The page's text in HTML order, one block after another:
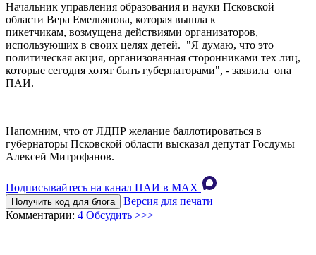
Начальник управления образования и науки Псковской
области Вера Емельянова, которая вышла к
пикетчикам, возмущена действиями организаторов,
использующих в своих целях детей. "Я думаю, что это
политическая акция, организованная сторонниками тех лиц,
которые сегодня хотят быть губернаторами", - заявила она
ПАИ.
Напомним, что от ЛДПР желание баллотироваться в
губернаторы Псковской области высказал депутат Госдумы
Алексей Митрофанов.
Подписывайтесь на канал ПАИ в MAХ
Получить код для блога
Версия для печати
Комментарии: 4 Обсудить >>>